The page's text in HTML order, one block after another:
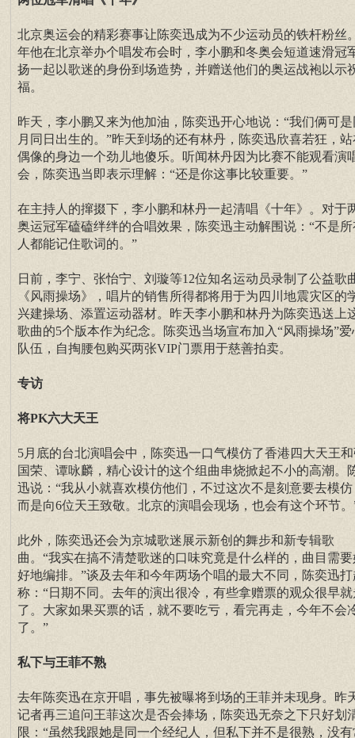
北京奥运会的精彩赛事让陈奕迅成为不少运动员的铁杆粉丝
年他在北京举办个唱发布会时，李小鹏和冬奥会短道速滑冠
扬一起以歌迷的身份到场造势，并赠送他们的奥运战袍以示
福。
昨天，李小鹏又来为他加油，陈奕迅开心地说：“我们俩可是
月同日出生的。”昨天到场的还有林丹，陈奕迅欣喜若狂，站
偶像的身边一个劲儿地傻乐。听闻林丹因为比赛不能观看演
会，陈奕迅当即表示理解：“还是你这事比较重要。”
在主持人的撺掇下，李小鹏和林丹一起清唱《十年》。对于
奥运冠军磕磕绊绊的合唱效果，陈奕迅主动解围说：“不是所
人都能记住歌词的。”
日前，李宁、张怡宁、刘璇等12位知名运动员录制了公益歌
《风雨操场》，唱片的销售所得都将用于为四川地震灾区的
兴建操场、添置运动器材。昨天李小鹏和林丹为陈奕迅送上
歌曲的5个版本作为纪念。陈奕迅当场宣布加入“风雨操场”爱
队伍，自掏腰包购买两张VIP门票用于慈善拍卖。
专访
将PK六大天王
5月底的台北演唱会中，陈奕迅一口气模仿了香港四大天王
国荣、谭咏麟，精心设计的这个组曲串烧掀起不小的高潮。
迅说：“我从小就喜欢模仿他们，不过这次不是刻意要去模仿
而是向6位天王致敬。北京的演唱会现场，也会有这个环节。
此外，陈奕迅还会为京城歌迷展示新创的舞步和新专辑歌
曲。“我实在搞不清楚歌迷的口味究竟是什么样的，曲目需要
好地编排。”谈及去年和今年两场个唱的最大不同，陈奕迅打
称：“日期不同。去年的演出很冷，有些拿赠票的观众很早就
了。大家如果买票的话，就不要吃亏，看完再走，今年不会
了。”
私下与王菲不熟
去年陈奕迅在京开唱，事先被曝将到场的王菲并未现身。昨
记者再三追问王菲这次是否会捧场，陈奕迅无奈之下只好划
限：“虽然我跟她是同一个经纪人，但私下并不是很熟，没有